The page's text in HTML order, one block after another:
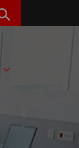
Buscar